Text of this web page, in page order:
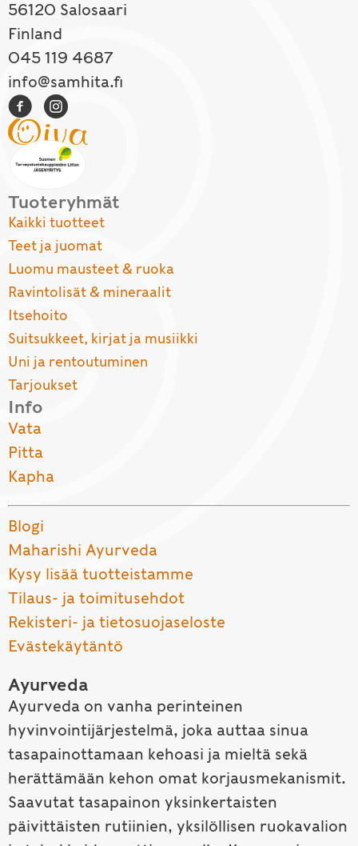
56120 Salosaari
Finland
045 119 4687
info@samhita.fi
Tuoteryhmät
Kaikki tuotteet
Teet ja juomat
Luomu mausteet & ruoka
Ravintolisät & mineraalit
Itsehoito
Suitsukkeet, kirjat ja musiikki
Uni ja rentoutuminen
Tarjoukset
Info
Vata
Pitta
Kapha
Blogi
Maharishi Ayurveda
Kysy lisää tuotteistamme
Tilaus- ja toimitusehdot
Rekisteri- ja tietosuojaseloste
Evästekäytäntö
Ayurveda
Ayurveda on vanha perinteinen
hyvinvointijärjestelmä, joka auttaa sinua
tasapainottamaan kehoasi ja mieltä sekä
herättämään kehon omat korjausmekanismit.
Saavutat tasapainon yksinkertaisten
päivittäisten rutiinien, yksilöllisen ruokavalion